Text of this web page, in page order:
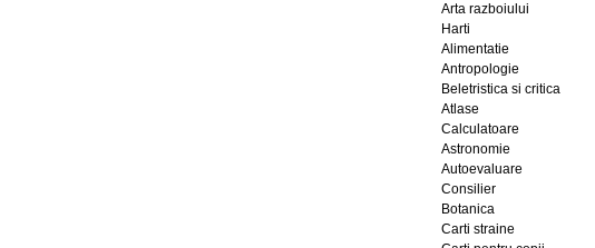
Arta razboiului
Harti
Alimentatie
Antropologie
Beletristica si critica
Atlase
Calculatoare
Astronomie
Autoevaluare
Consilier
Botanica
Carti straine